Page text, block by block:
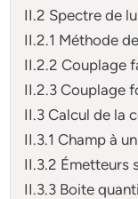
II.2 Spectre de
II.2.1 Méthode
II.2.2 Couplage
II.2.3 Couplage
II.3 Calcul de la
II.3.1 Champ à
II.3.2 Émetteurs
II.3.3 Boite